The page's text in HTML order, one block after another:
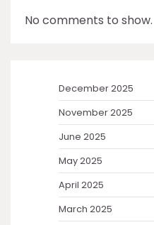
No comments to show.
December 2025
November 2025
June 2025
May 2025
April 2025
March 2025